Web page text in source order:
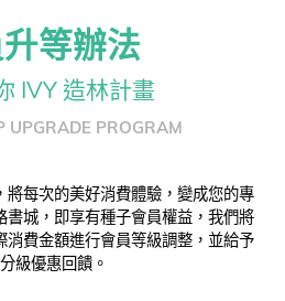
等辦法
IVY 造林計畫
UPGRADE PROGRAM
將每次的美好消費體驗，變成您的專
書城，即享有種子會員權益，我們將
消費金額進行會員等級調整，並給予
級優惠回饋。